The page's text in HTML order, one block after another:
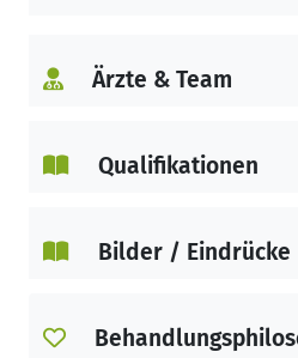
und ein
Im Mittelpunkt all
Empathie und
dem Weg der
Ärzte & Team
Qualifikationen
Bilder / Eindrücke